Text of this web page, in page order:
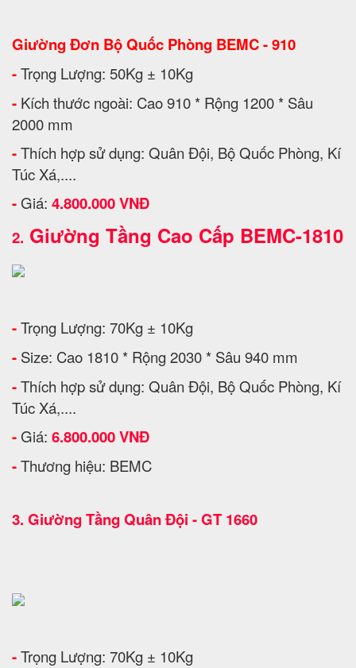
Giường Đơn Bộ Quốc Phòng BEMC - 910
-Trọng Lượng: 50Kg ± 10Kg
- Kích thước ngoài: Cao 910 * Rộng 1200 * Sâu
2000 mm
-Thích hợp sử dụng: Quân Đội, Bộ Quốc Phòng, Kí
Túc Xá,....
- Giá: 4.800.000 VNĐ
2. Giường Tầng Cao Cấp BEMC-1810
-Trọng Lượng: 70Kg ± 10Kg
- Size: Cao 1810 * Rộng 2030 * Sâu 940 mm
-Thích hợp sử dụng: Quân Đội, Bộ Quốc Phòng, Kí
Túc Xá,....
- Giá: 6.800.000 VNĐ
-Thương hiệu: BEMC
3. Giường Tầng Quân Đội - GT 1660
-Trọng Lượng: 70Kg ± 10Kg